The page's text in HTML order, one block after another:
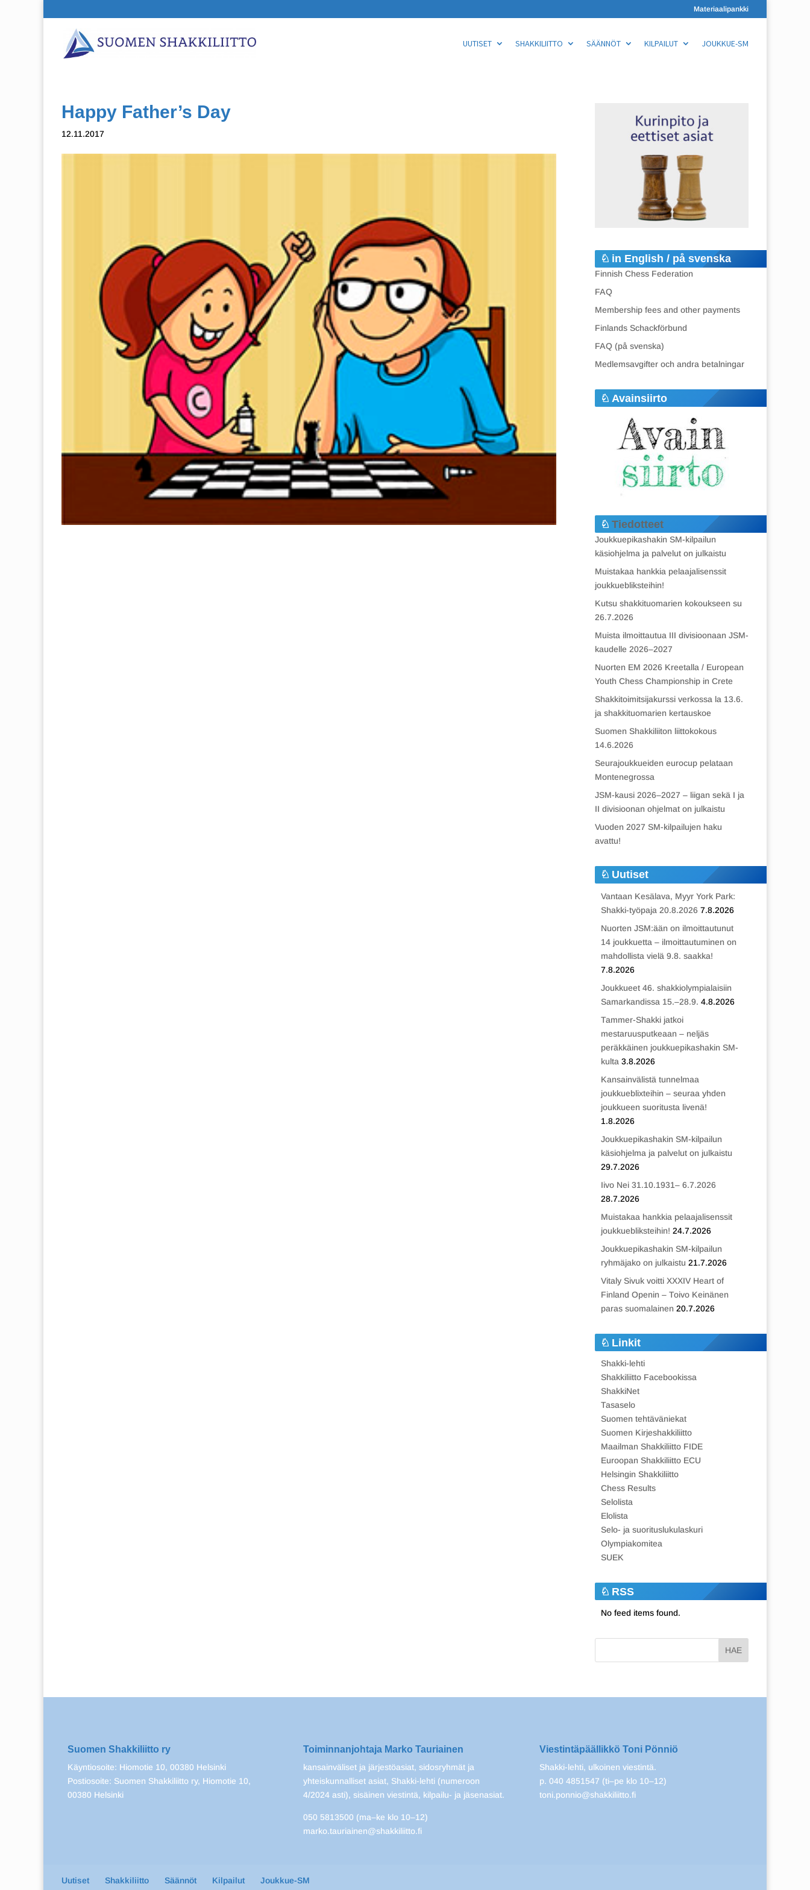
Materiaalipankki
UUTISET SHAKKILIITTO SÄÄNNÖT KILPAILUT JOUKKUE-SM
Happy Father’s Day
12.11.2017
in English / på svenska
Finnish Chess Federation
FAQ
Membership fees and other payments
Finlands Schackförbund
FAQ (på svenska)
Medlemsavgifter och andra betalningar
Avainsiirto
Tiedotteet
Joukkuepikashakin SM-kilpailun
käsiohjelma ja palvelut on julkaistu
Muistakaa hankkia pelaajalisenssit
joukkuebliksteihin!
Kutsu shakkituomarien kokoukseen su
26.7.2026
Muista ilmoittautua III divisioonaan JSM-
kaudelle 2026–2027
Nuorten EM 2026 Kreetalla / European
Youth Chess Championship in Crete
Shakkitoimitsijakurssi verkossa la 13.6.
ja shakkituomarien kertauskoe
Suomen Shakkiliiton liittokokous
14.6.2026
Seurajoukkueiden eurocup pelataan
Montenegrossa
JSM-kausi 2026–2027 – liigan sekä I ja
II divisioonan ohjelmat on julkaistu
Vuoden 2027 SM-kilpailujen haku
avattu!
Uutiset
Vantaan Kesälava, Myyr York Park:
Shakki-työpaja 20.8.2026 7.8.2026
Nuorten JSM:ään on ilmoittautunut
14 joukkuetta – ilmoittautuminen on
mahdollista vielä 9.8. saakka!
7.8.2026
Joukkueet 46. shakkiolympialaisiin
Samarkandissa 15.–28.9. 4.8.2026
Tammer-Shakki jatkoi
mestaruusputkeaan – neljäs
peräkkäinen joukkuepikashakin SM-
kulta 3.8.2026
Kansainvälistä tunnelmaa
joukkueblixteihin – seuraa yhden
joukkueen suoritusta livenä!
1.8.2026
Joukkuepikashakin SM-kilpailun
käsiohjelma ja palvelut on julkaistu
29.7.2026
Iivo Nei 31.10.1931– 6.7.2026
28.7.2026
Muistakaa hankkia pelaajalisenssit
joukkuebliksteihin! 24.7.2026
Joukkuepikashakin SM-kilpailun
ryhmäjako on julkaistu 21.7.2026
Vitaly Sivuk voitti XXXIV Heart of
Finland Openin – Toivo Keinänen
paras suomalainen 20.7.2026
Linkit
Shakki-lehti
Shakkiliitto Facebookissa
ShakkiNet
Tasaselo
Suomen tehtäväniekat
Suomen Kirjeshakkiliitto
Maailman Shakkiliitto FIDE
Euroopan Shakkiliitto ECU
Helsingin Shakkiliitto
Chess Results
Selolista
Elolista
Selo- ja suorituslukulaskuri
Olympiakomitea
SUEK
RSS
No feed items found.
Suomen Shakkiliitto ry
Käyntiosoite: Hiomotie 10, 00380 Helsinki
Postiosoite: Suomen Shakkiliitto ry, Hiomotie 10,
00380 Helsinki
Toiminnanjohtaja Marko Tauriainen
kansainväliset ja järjestöasiat, sidosryhmät ja
yhteiskunnalliset asiat, Shakki-lehti (numeroon
4/2024 asti), sisäinen viestintä, kilpailu- ja jäsenasiat.
050 5813500 (ma–ke klo 10–12)
marko.tauriainen@shakkiliitto.fi
Viestintäpäällikkö Toni Pönniö
Shakki-lehti, ulkoinen viestintä.
p. 040 4851547 (ti–pe klo 10–12)
toni.ponnio@shakkiliitto.fi
Uutiset Shakkiliitto Säännöt Kilpailut Joukkue-SM